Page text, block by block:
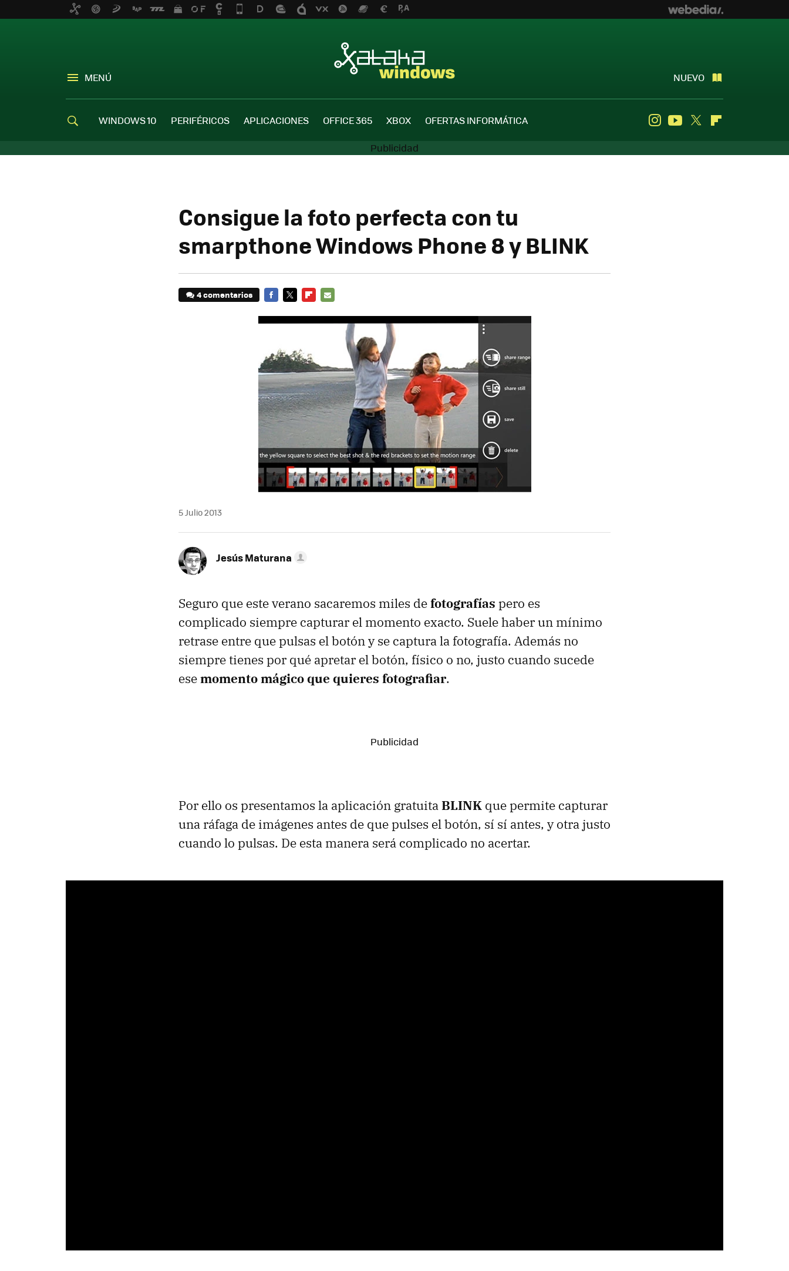
MENÚ NUEVO
WINDOWS 10 PERIFÉRICOS APLICACIONES OFFICE 365 XBOX OFERTAS INFORMÁTICA InstagramYoutube
Twitter
Consigue la foto perfecta con tu
smarpthone Windows Phone 8 y BLINK
4 comentarios
MAIL
5 Julio 2013
Jesús Maturana
Seguro que este verano sacaremos miles defotografías pero es
complicado siempre capturar el momento exacto. Suele haber un mínimo
retrase entre que pulsas el botón y se captura la fotografía. Además no
siempre tienes por qué apretar el botón, físico o no, justo cuando sucede
esemomento mágico que quieres fotografiar.
Por ello os presentamos la aplicación gratuitaBLINK que permite capturar
una ráfaga de imágenes antes de que pulses el botón, sí sí antes, y otra justo
cuando lo pulsas. De esta manera será complicado no acertar.